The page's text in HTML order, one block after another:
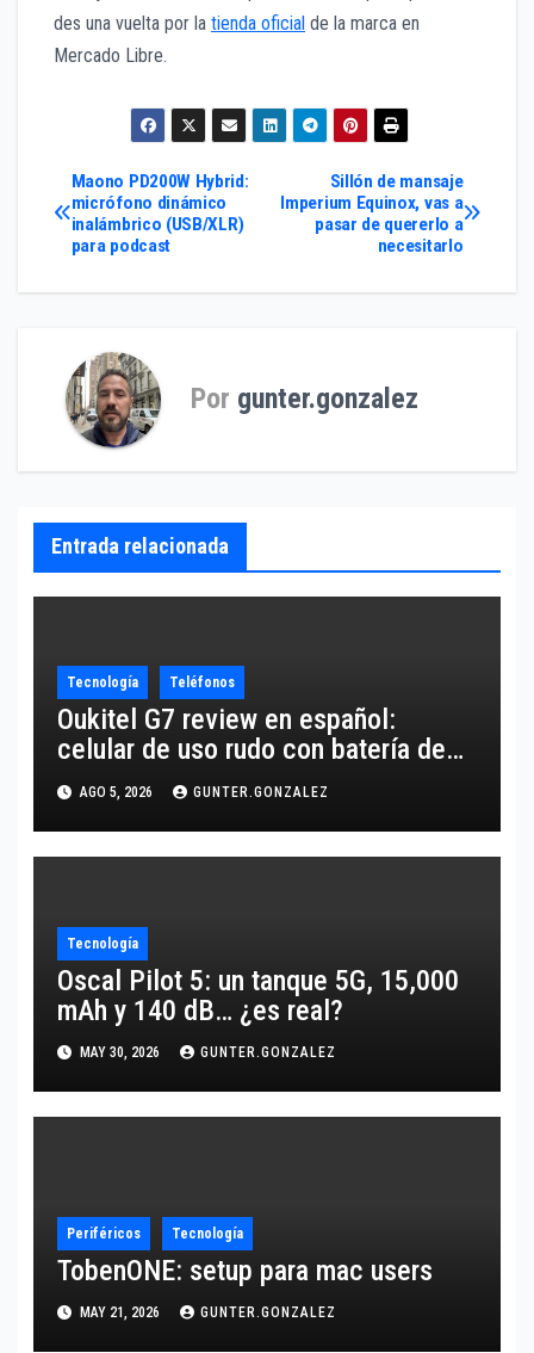
des una vuelta por la tienda oficial de la marca en
Mercado Libre.
Navegación
de
entradas
Sillón de mansaje
Imperium Equinox, vas a
pasar de quererlo a
necesitarlo
Maono PD200W Hybrid:
micrófono dinámico
inalámbrico (USB/XLR)
para podcast
Por gunter.gonzalez
Entrada relacionada
Tecnología Teléfonos
Oukitel G7 review en español:
celular de uso rudo con batería de
10,600 mAh
AGO 5, 2026 GUNTER.GONZALEZ
Tecnología
Oscal Pilot 5: un tanque 5G, 15,000
mAh y 140 dB… ¿es real?
MAY 30, 2026 GUNTER.GONZALEZ
Periféricos Tecnología
TobenONE: setup para mac users
MAY 21, 2026 GUNTER.GONZALEZ